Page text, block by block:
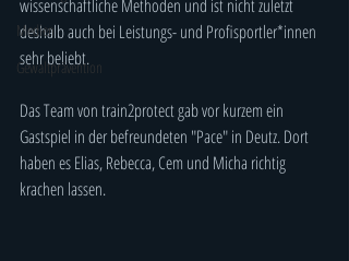
Medien
Gewaltprävention
wissenschaftliche Methoden und ist nicht zuletzt
deshalb auch bei Leistungs- und Profisportler*innen
sehr beliebt.
Das Team von train2protect gab vor kurzem ein
Gastspiel in der befreundeten "Pace" in Deutz. Dort
haben es Elias, Rebecca, Cem und Micha richtig
krachen lassen.